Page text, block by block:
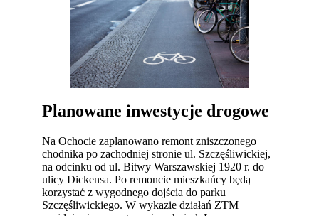
Planowane inwestycje drogowe
Na Ochocie zaplanowano remont zniszczonego
chodnika po zachodniej stronie ul. Szczęśliwickiej,
na odcinku od ul. Bitwy Warszawskiej 1920 r. do
ulicy Dickensa. Po remoncie mieszkańcy będą
korzystać z wygodnego dojścia do parku
Szczęśliwickiego. W wykazie działań ZTM